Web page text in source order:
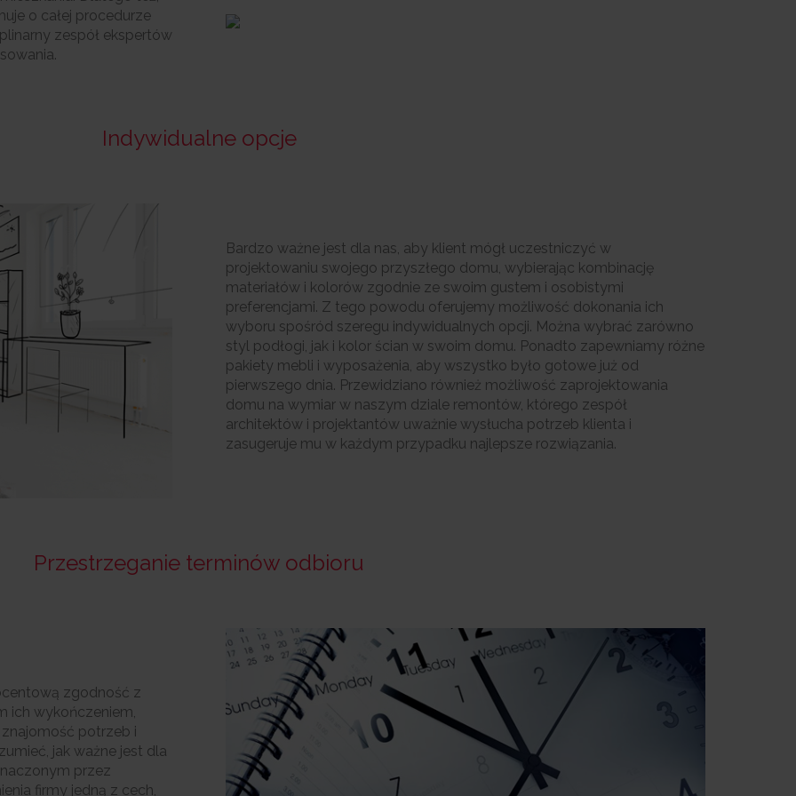
o całej procedurze
zespół ekspertów
Indywidualne opcje
Bardzo ważne jest dla nas, aby klient mógł uczestniczyć w
projektowaniu swojego przyszłego domu, wybierając kombinację
materiałów i kolorów zgodnie ze swoim gustem i osobistymi
preferencjami. Z tego powodu oferujemy możliwość dokonania ich
wyboru spośród szeregu indywidualnych opcji. Można wybrać zarówno
styl podłogi, jak i kolor ścian w swoim domu. Ponadto zapewniamy różne
pakiety mebli i wyposażenia, aby wszystko było gotowe już od
pierwszego dnia. Przewidziano również możliwość zaprojektowania
domu na wymiar w naszym dziale remontów, którego zespół
architektów i projektantów uważnie wysłucha potrzeb klienta i
zasugeruje mu w każdym przypadku najlepsze rozwiązania.
Przestrzeganie terminów odbioru
zgodność z
ich wykończeniem,
znajomość potrzeb i
jak ważne jest dla
przez
firmy jedną z cech,